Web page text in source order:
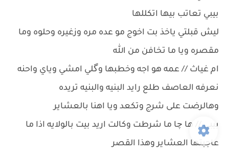
بيبي تعاتب بيها اتكللها
ليش قبلتي ياخذ بت اخوج مو عده مره وزغيره وحلوه وما
مقصره ويا ما تخافن من الله
ام غياث // عمه هو اجه وخطبها وگلي امشي وياي واحنه
نعرفه العاصف طلع رايد البنيه والبنيه تريده
وهالرضت على شرج وتكعد ويا اهنا بالعشاير
بيبي // ها چا ما شرطت وكالت اريد بيت بالولايه اذا ما
عاجبتها العشاير وهذا القصر